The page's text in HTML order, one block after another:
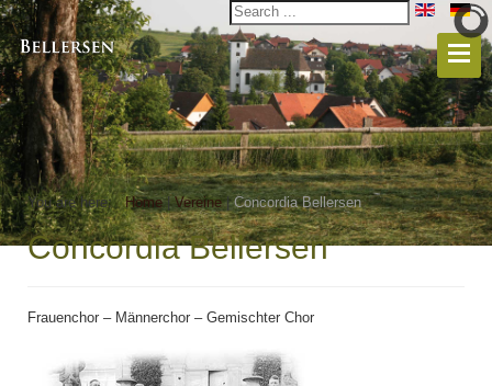
You are here: Home | Vereine | Concordia Bellersen
Concordia Bellersen
Frauenchor – Männerchor – Gemischter Chor